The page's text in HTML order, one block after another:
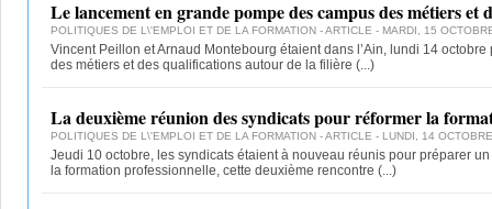
Le lancement en grande pompe des campus des métiers et
POLITIQUES DE L\'EMPLOI ET DE LA FORMATION - ARTICLE - MARDI, 15
Vincent Peillon et Arnaud Montebourg étaient dans l’Ain, lundi 14
des métiers et des qualifications autour de la filière (...)
La deuxième réunion des syndicats pour réformer la
POLITIQUES DE L\'EMPLOI ET DE LA FORMATION - ARTICLE - LUNDI, 14
Jeudi 10 octobre, les syndicats étaient à nouveau réunis pour préparer
la formation professionnelle, cette deuxième rencontre (...)